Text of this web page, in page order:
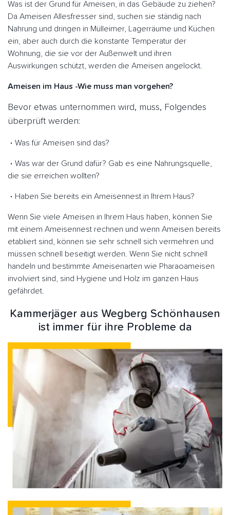
Was ist der Grund für Ameisen, in das Gebäude zu ziehen?
Da Ameisen Allesfresser sind, suchen sie ständig nach
Nahrung und dringen in Mülleimer, Lagerräume und Küchen
ein, aber auch durch die konstante Temperatur der
Wohnung, die sie vor der Außenwelt und ihren
Auswirkungen schützt, werden die Ameisen angelockt.
Ameisen im Haus -Wie muss man vorgehen?
Bevor etwas unternommen wird, muss, Folgendes
überprüft werden:
Was für Ameisen sind das?
Was war der Grund dafür? Gab es eine Nahrungsquelle,
die sie erreichen wollten?
Haben Sie bereits ein Ameisennest in Ihrem Haus?
Wenn Sie viele Ameisen in Ihrem Haus haben, können Sie
mit einem Ameisennest rechnen und wenn Ameisen bereits
etabliert sind, können sie sehr schnell sich vermehren und
müssen schnell beseitigt werden. Wenn Sie nicht schnell
handeln und bestimmte Ameisenarten wie Pharaoameisen
involviert sind, sind Hygiene und Holz im ganzen Haus
gefährdet.
Kammerjäger aus Wegberg Schönhausen
ist immer für ihre Probleme da